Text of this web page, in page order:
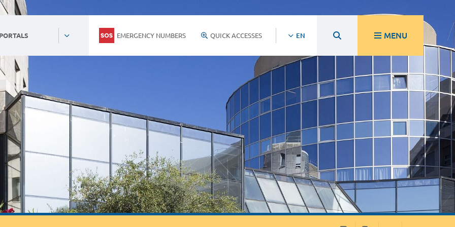
EMERGENCY NUMBERS QUICK ACCESSES EN MENU